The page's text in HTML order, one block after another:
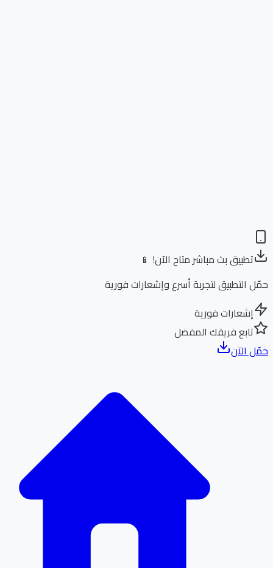
تطبيق بث مباشر متاح الآن! 📱
التطبيق لتجربة أسرع وإشعارات فورية
إشعارات فورية
تابع فريقك المفضل
الآن